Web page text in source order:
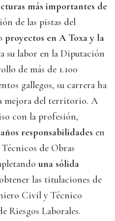
más importantes de
de las pistas del
proyectos en A Toxa y la
su labor en la Diputación
de más de 1.100
gallegos, su carrera ha
mejora del territorio. A
con la profesión,
responsabilidades en
de Obras
una sólida
las titulaciones de
Civil y Técnico
Riesgos Laborales.